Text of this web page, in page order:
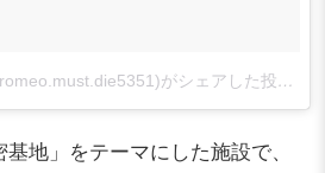
Junya Yasukawaさん(@romeo.must.die5351)がシェアした投稿
基地」をテーマにした施設で、